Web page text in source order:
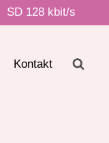
Kontakt